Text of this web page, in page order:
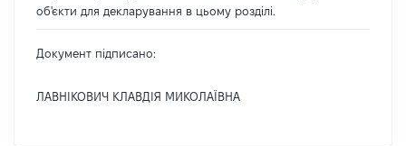
об'єкти для декларування в цьому розділі.
Документ підписано:
ЛАВНІКОВИЧ КЛАВДІЯ МИКОЛАЇВНА